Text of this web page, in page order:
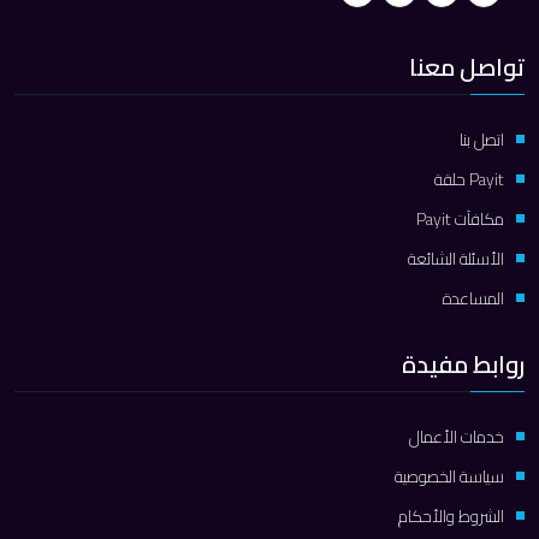
تواصل معنا
اتصل بنا
Payit حلقة
مكافآت Payit
الأسئلة الشائعة
المساعدة
روابط مفيدة
خدمات الأعمال
سياسة الخصوصية
الشروط والأحكام